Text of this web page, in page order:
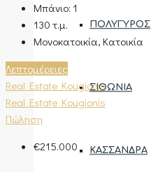
ΠΟΛΎΓΥΡΟΣ
ΣΙΘΩΝΊΑ
ΚΑΣΣΆΝΔΡΑ
Μπάνιο: 1
130 τ.μ.
Μονοκατοικία, Κατοικία
Λεπτομέρειες
Real Estate Kougionis
Real Estate Kougionis
Πώληση
€215.000